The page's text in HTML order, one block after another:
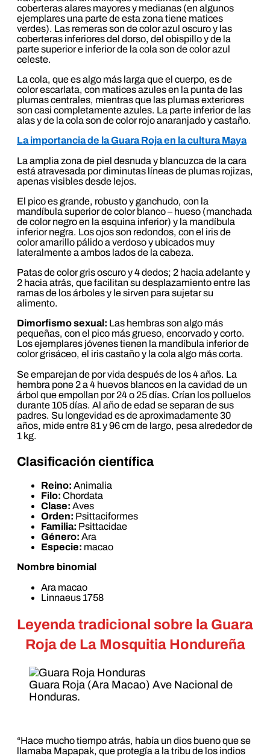
coberteras alares mayores y medianas (en algunos
ejemplares una parte de esta zona tiene matices
verdes). Las remeras son de color azul oscuro y las
coberteras inferiores del dorso, del obispillo y de la
parte superior e inferior de la cola son de color azul
celeste.
La cola, que es algo más larga que el cuerpo, es de
color escarlata, con matices azules en la punta de las
plumas centrales, mientras que las plumas exteriores
son casi completamente azules. La parte inferior de las
alas y de la cola son de color rojo anaranjado y castaño.
La importancia de la Guara Roja en la cultura Maya
La amplia zona de piel desnuda y blancuzca de la cara
está atravesada por diminutas líneas de plumas rojizas,
apenas visibles desde lejos.
El pico es grande, robusto y ganchudo, con la
mandíbula superior de color blanco – hueso (manchada
de color negro en la esquina inferior) y la mandíbula
inferior negra. Los ojos son redondos, con el iris de
color amarillo pálido a verdoso y ubicados muy
lateralmente a ambos lados de la cabeza.
Patas de color gris oscuro y 4 dedos; 2 hacia adelante y
2 hacia atrás, que facilitan su desplazamiento entre las
ramas de los árboles y le sirven para sujetar su
alimento.
Dimorfismo sexual: Las hembras son algo más
pequeñas, con el pico más grueso, encorvado y corto.
Los ejemplares jóvenes tienen la mandíbula inferior de
color grisáceo, el iris castaño y la cola algo más corta.
Se emparejan de por vida después de los 4 años. La
hembra pone 2 a 4 huevos blancos en la cavidad de un
árbol que empollan por 24 o 25 días. Crían los polluelos
durante 105 días. Al año de edad se separan de sus
padres. Su longevidad es de aproximadamente 30
años, mide entre 81 y 96 cm de largo, pesa alrededor de
1 kg.
Clasificación científica
Reino: Animalia
Filo: Chordata
Clase: Aves
Orden: Psittaciformes
Familia: Psittacidae
Género: Ara
Especie: macao
Nombre binomial
Ara macao
Linnaeus 1758
Leyenda tradicional sobre la Guara
Roja de La Mosquitia Hondureña
Guara Roja (Ara Macao) Ave Nacional de
Honduras.
“Hace mucho tiempo atrás, había un dios bueno que se
llamaba Mapapak, que protegía a la tribu de los indios